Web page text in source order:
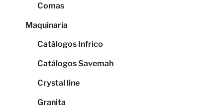
Comas
Maquinaria
Catálogos Infrico
Catálogos Savemah
Crystal line
Granita